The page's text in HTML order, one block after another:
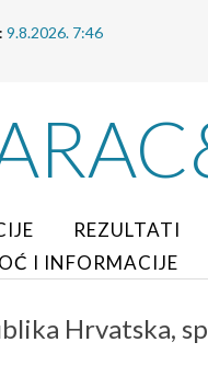
9.8.2026. 7:46
REZULTATI
I INFORMACIJE
Hrvatska,